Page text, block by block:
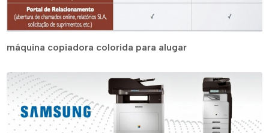
máquina copiadora colorida para alugar